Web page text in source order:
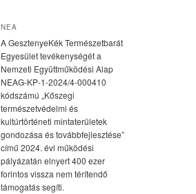
NEA
A GesztenyeKék Természetbarát
Egyesület tevékenységét a
Nemzeti Együttműködési Alap
NEAG-KP-1-2024/4-000410
kódszámú „Kőszegi
természetvédelmi és
kultúrtörténeti mintaterületek
gondozása és továbbfejlesztése”
című 2024. évi működési
pályázatán elnyert 400 ezer
forintos vissza nem térítendő
támogatás segíti.